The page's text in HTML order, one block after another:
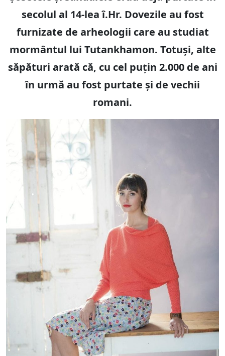
secolul al 14-lea î.Hr. Dovezile au fost
furnizate de arheologii care au studiat
mormântul lui Tutankhamon. Totuși, alte
săpături arată că, cu cel puțin 2.000 de ani
în urmă au fost purtate și de vechii
romani.